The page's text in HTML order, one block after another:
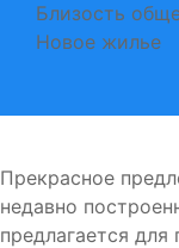
Близость
Новое жилье
Прекрасное
недавно
предлагается